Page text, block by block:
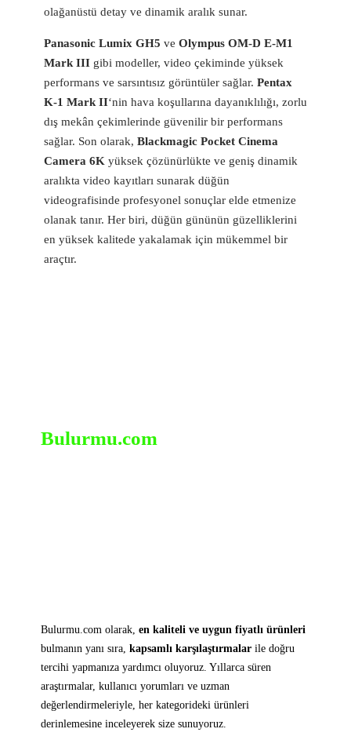
olağanüstü detay ve dinamik aralık sunar.
Panasonic Lumix GH5 ve Olympus OM-D E-M1
Mark III gibi modeller, video çekiminde yüksek
performans ve sarsıntısız görüntüler sağlar. Pentax
K-1 Mark II‘nin hava koşullarına dayanıklılığı, zorlu
dış mekân çekimlerinde güvenilir bir performans
sağlar. Son olarak, Blackmagic Pocket Cinema
Camera 6K yüksek çözünürlükte ve geniş dinamik
aralıkta video kayıtları sunarak düğün
videografisinde profesyonel sonuçlar elde etmenize
olanak tanır. Her biri, düğün gününün güzelliklerini
en yüksek kalitede yakalamak için mükemmel bir
araçtır.
Bulurmu.com
Bulurmu.com olarak, en kaliteli ve uygun fiyatlı ürünleri
bulmanın yanı sıra, kapsamlı karşılaştırmalar ile doğru
tercihi yapmanıza yardımcı oluyoruz. Yıllarca süren
araştırmalar, kullanıcı yorumları ve uzman
değerlendirmeleriyle, her kategorideki ürünleri
derinlemesine inceleyerek size sunuyoruz.